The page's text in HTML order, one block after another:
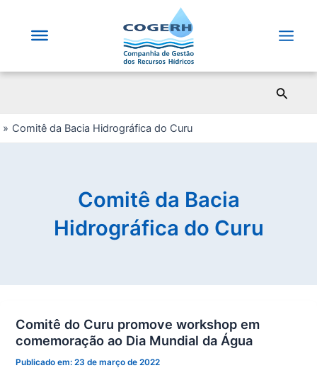
Comitê da Bacia Hidrográfica do Curu
Comitê da Bacia
Hidrográfica do Curu
Comitê do Curu promove workshop em
comemoração ao Dia Mundial da Água
Publicado em: 23 de março de 2022